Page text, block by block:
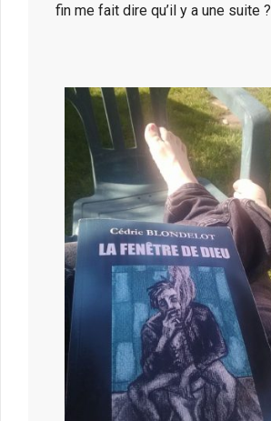
fin me fait dire qu’il y a une suite ?